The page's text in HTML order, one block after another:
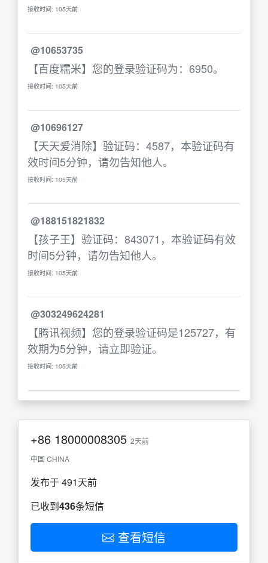
接收时间: 105天前
@10653735
【百度糯米】您的登录验证码为：6950。
接收时间: 105天前
@10696127
【天天爱消除】验证码：4587，本验证码有
效时间5分钟，请勿告知他人。
接收时间: 105天前
@188151821832
【孩子王】验证码：843071，本验证码有效
时间5分钟，请勿告知他人。
接收时间: 105天前
@303249624281
【腾讯视频】您的登录验证码是125727，有
效期为5分钟，请立即验证。
接收时间: 105天前
+86 18000008305 2天前
中国 CHINA
发布于 491天前
已收到436条短信
查看短信